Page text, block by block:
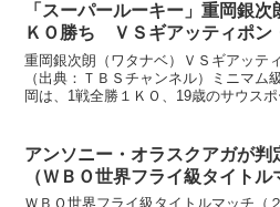
「スーパールーキー」重岡銀
ＫＯ勝ち ＶＳギアッティポン
重岡銀次朗（ワタナベ）ＶＳギアッテ
（出典：ＴＢＳチャンネル）ミニマム
岡は、1戦全勝１ＫＯ、19歳のサウス
アンソニー・オラスクアガが
（ＷＢＯ世界フライ級タイトル
ＷＢＯ世界フライ級タイトルマッチ（